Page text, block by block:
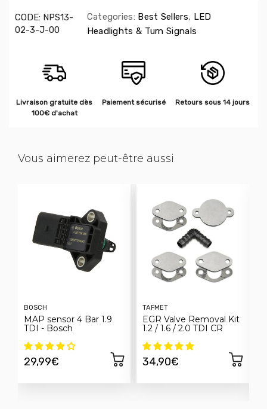
CODE: NPS13-
02-3-J-00
Categories: Best Sellers, LED
Headlights & Turn Signals
Livraison gratuite dès
100€ d'achat
Paiement sécurisé Retours sous 14 jours
Vous aimerez peut-être aussi
BOSCH
MAP sensor 4 Bar 1.9
TDI - Bosch
29,99€
TAFMET
EGR Valve Removal Kit
1.2 / 1.6 / 2.0 TDI CR
34,90€